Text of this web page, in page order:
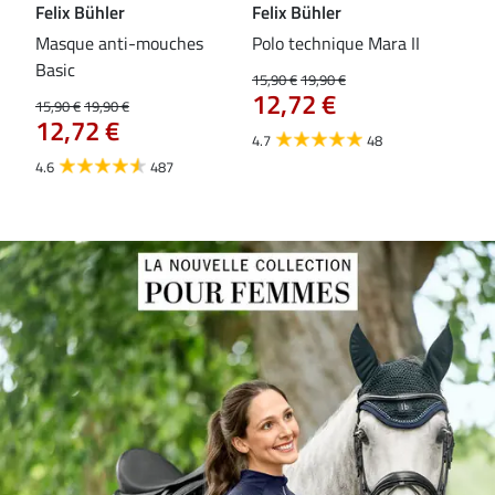
Felix Bühler
Masque anti-mouches
Basic
15,90 €19,90 €
12,72 €
4.6 487
Felix Bühler
Polo technique Mara II
15,90 €19,90 €
12,72 €
4.7 48